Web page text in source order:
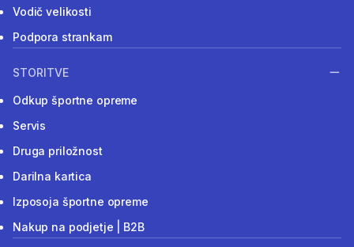
Vodič velikosti
Podpora strankam
STORITVE
Odkup športne opreme
Servis
Druga priložnost
Darilna kartica
Izposoja športne opreme
Nakup na podjetje | B2B